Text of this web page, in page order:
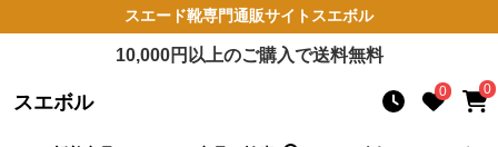
スエード靴専門通販サイト スエボル
10,000円以上のご購入で送料無料
スエボル 0 0